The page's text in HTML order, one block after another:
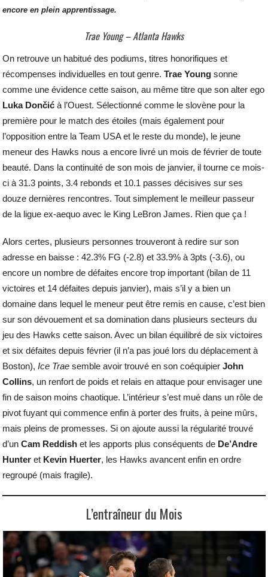
encore en plein apprentissage.
Trae Young – Atlanta Hawks
On retrouve un habitué des podiums, titres honorifiques et
récompenses individuelles en tout genre.Trae Young sonne
comme une évidence cette saison, au même titre que son alter ego
Luka Dončić à l’Ouest. Sélectionné comme le slovène pour la
première pour le match des étoiles (mais également pour
l’opposition entre la Team USA et le reste du monde), le jeune
meneur des Hawks nous a encore livré un mois de février de toute
beauté. Dans la continuité de son mois de janvier, il tourne ce mois-
ci à 31.3 points, 3.4 rebonds et 10.1 passes décisives sur ses
douze dernières rencontres. Tout simplement le meilleur passeur
de la ligue ex-aequo avec le King LeBron James. Rien que ça !
Alors certes, plusieurs personnes trouveront à redire sur son
adresse en baisse : 42.3% FG (-2.8) et 33.9% à 3pts (-3.6), ou
encore un nombre de défaites encore trop important (bilan de 11
victoires et 14 défaites depuis janvier), mais s’il y a bien un
domaine dans lequel le meneur peut être remis en cause, c’est bien
sur son dévouement et sa domination dans plusieurs secteurs du
jeu des Hawks cette saison. Avec un bilan équilibré de six victoires
et six défaites depuis février (il n’a pas joué lors du déplacement à
Boston),Ice Trae semble avoir trouvé en son coéquipierJohn
Collins, un renfort de poids et relais en attaque pour envisager une
fin de saison moins chaotique. L’intérieur s’est mué dans un rôle de
pivot fuyant qui commence enfin à porter des fruits, à peine mûrs,
mais pleins de promesses. Si on ajoute aussi la régularité trouvé
d’unCam Reddish et les apports plus conséquents de De’Andre
Hunter et Kevin Huerter, les Hawks avancent enfin en ordre
regroupé (mais fragile).
L’entraîneur du Mois